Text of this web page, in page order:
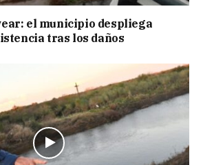
el municipio despliega
tras los daños